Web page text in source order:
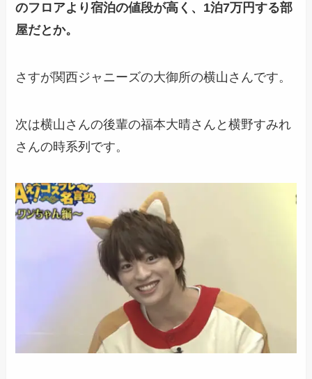
のフロアより宿泊の値段が高く、1泊7万円する部
屋だとか。
さすが関西ジャニーズの大御所の横山さんです。
次は横山さんの後輩の福本大晴さんと横野すみれ
さんの時系列です。